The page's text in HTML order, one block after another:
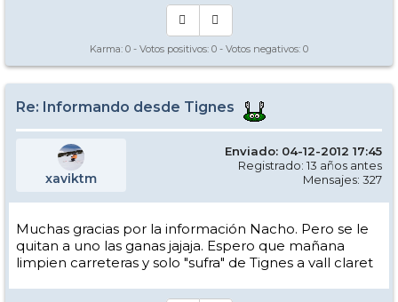
Karma: 0 - Votos positivos: 0 - Votos negativos: 0
Re: Informando desde Tignes
xaviktm
Enviado: 04-12-2012 17:45
Registrado: 13 años antes
Mensajes: 327
Muchas gracias por la información Nacho. Pero se le
quitan a uno las ganas jajaja. Espero que mañana
limpien carreteras y solo "sufra" de Tignes a vall claret